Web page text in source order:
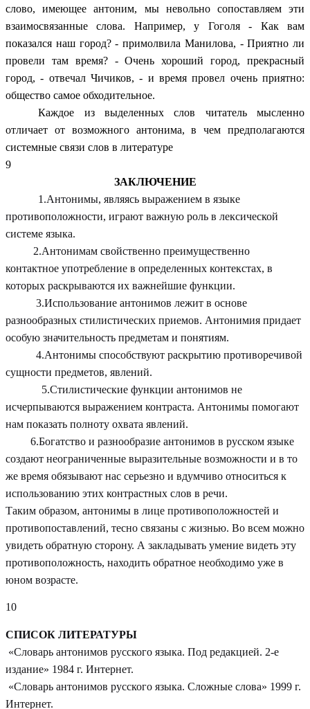
слово, имеющее антоним, мы невольно сопоставляем эти
взаимосвязанные слова. Например, у Гоголя - Как вам
показался наш город? - примолвила Манилова, - Приятно ли
провели там время? - Очень хороший город, прекрасный
город, - отвечал Чичиков, - и время провел очень приятно:
общество самое обходительное.
Каждое из выделенных слов читатель мысленно
отличает от возможного антонима, в чем предполагаются
системные связи слов в литературе
9
ЗАКЛЮЧЕНИЕ
1.Антонимы, являясь выражением в языке
противоположности, играют важную роль в лексической
системе языка.
2.Антонимам свойственно преимущественно
контактное употребление в определенных контекстах, в
которых раскрываются их важнейшие функции.
3.Использование антонимов лежит в основе
разнообразных стилистических приемов. Антонимия придает
особую значительность предметам и понятиям.
4.Антонимы способствуют раскрытию противоречивой
сущности предметов, явлений.
5.Стилистические функции антонимов не
исчерпываются выражением контраста. Антонимы помогают
нам показать полноту охвата явлений.
6.Богатство и разнообразие антонимов в русском языке
создают неограниченные выразительные возможности и в то
же время обязывают нас серьезно и вдумчиво относиться к
использованию этих контрастных слов в речи.
Таким образом, антонимы в лице противоположностей и
противопоставлений, тесно связаны с жизнью. Во всем можно
увидеть обратную сторону. А закладывать умение видеть эту
противоположность, находить обратное необходимо уже в
юном возрасте.
10
СПИСОК ЛИТЕРАТУРЫ
«Словарь антонимов русского языка. Под редакцией. 2-е
издание» 1984 г. Интернет.
«Словарь антонимов русского языка. Сложные слова» 1999 г.
Интернет.